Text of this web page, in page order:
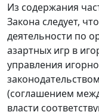
Из содержания
Закона следует,
деятельности по
азартных игр в
управления
(соглашением
власти